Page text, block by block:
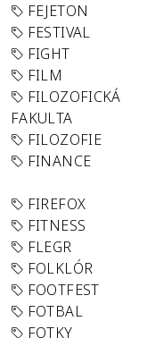
FEJETON
FESTIVAL
FIGHT
FILM
FILOZOFICKÁ
FAKULTA
FILOZOFIE
FINANCE
FIREFOX
FITNESS
FLEGR
FOLKLÓR
FOOTFEST
FOTBAL
FOTKY